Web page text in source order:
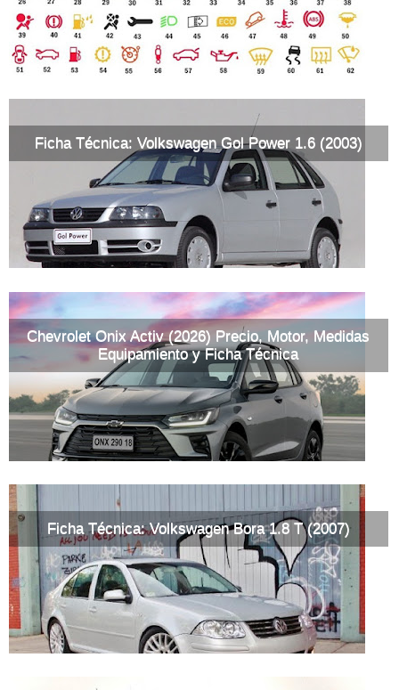
Ficha Técnica: Volkswagen Gol Power 1.6 (2003)
Chevrolet Onix Activ (2026) Precio, Motor, Medidas
Equipamiento y Ficha Técnica
Ficha Técnica: Volkswagen Bora 1.8 T (2007)